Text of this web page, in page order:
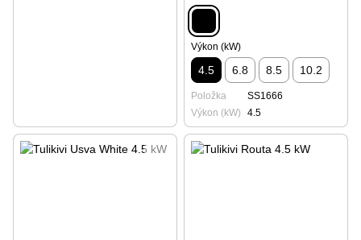
Výkon (kW)
4.5 6.8 8.5 10.2
Položka
SS1666
Výkon (kW)
4.5